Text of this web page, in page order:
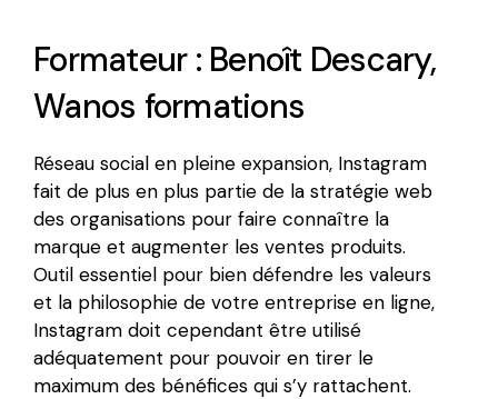
Formateur : Benoît Descary,
Wanos formations
Réseau social en pleine expansion, Instagram
fait de plus en plus partie de la stratégie web
des organisations pour faire connaître la
marque et augmenter les ventes produits.
Outil essentiel pour bien défendre les valeurs
et la philosophie de votre entreprise en ligne,
Instagram doit cependant être utilisé
adéquatement pour pouvoir en tirer le
maximum des bénéfices qui s’y rattachent.